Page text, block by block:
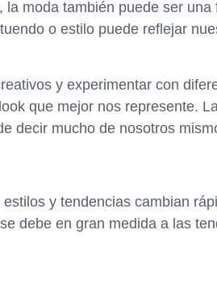
moda también puede ser una
o estilo puede reflejar
y experimentar con
que mejor nos represente.
decir mucho de nosotros
y tendencias cambian
debe en gran medida a las